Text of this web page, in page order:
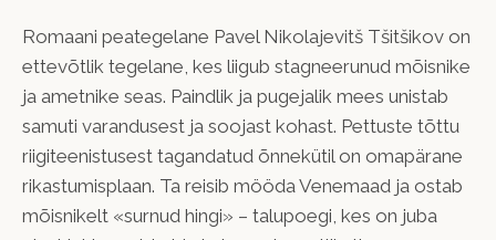
Romaani peategelane Pavel Nikolajevitš Tšitšikov on
ettevõtlik tegelane, kes liigub stagneerunud mõisnike
ja ametnike seas. Paindlik ja pugejalik mees unistab
samuti varandusest ja soojast kohast. Pettuste tõttu
riigiteenistusest tagandatud õnnekütil on omapärane
rikastumisplaan. Ta reisib mööda Venemaad ja ostab
mõisnikelt «surnud hingi» – talupoegi, kes on juba